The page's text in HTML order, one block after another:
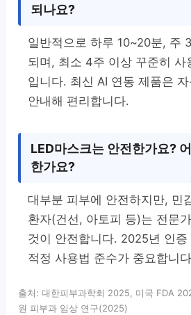
되나요?
일반적으로 하루 10~20분, 주
되며, 최소 4주 이상 꾸준히 사
입니다. 최신 AI 연동 제품은
안내해 편리합니다.
LED마스크는 안전한가요?
한가요?
대부분 피부에 안전하지만, 민
환자(건선, 아토피 등)는 전문
것이 안전합니다. 2025년 인
적정 사용법 준수가 중요합니
출처: 대한피부과학회 2025, 미국 FDA
원 피부과 임상 연구(2025)